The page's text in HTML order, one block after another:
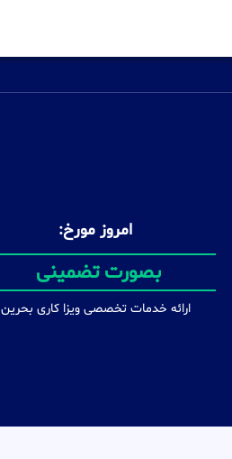
امروز مورخ:
در سریع ترین زمان ممکن
ارائه خدمات تخصصی ویزا کاری بحرین